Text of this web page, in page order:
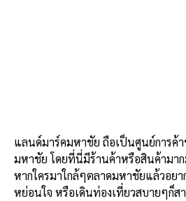
แลนด์มาร์คมหาชัย ถือเป็นศูนย์การค้
มหาชัย โดยที่นี่มีร้านค้าหรือสินค้ามา
หากใครมาใกล้ๆตลาดมหาชัยแล้วอย
หย่อนใจ หรือเดินท่องเที่ยวสบายๆก็ส